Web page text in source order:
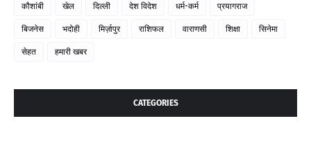
कौशांबी खेल दिल्ली देश विदेश धर्म-कर्म प्रयागराज
बिजनेस भदोही मिर्ज़ापुर राशिफल वाराणसी शिक्षा सिनेमा
सेहत हमारी खबर
CATEGORIES